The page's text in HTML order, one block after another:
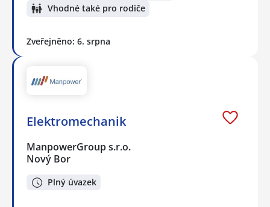
Vhodné také pro rodiče
Zveřejněno: 6. srpna
Elektromechanik
ManpowerGroup s.r.o.
Nový Bor
Plný úvazek